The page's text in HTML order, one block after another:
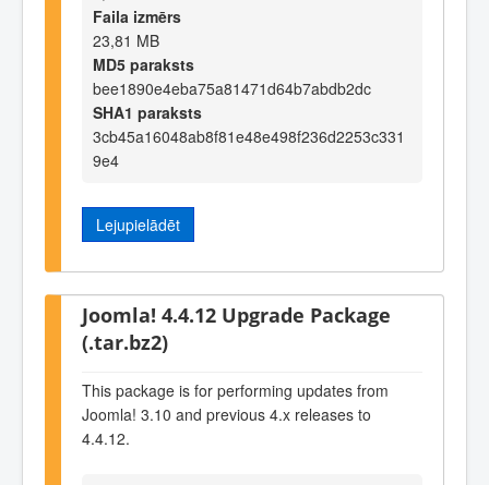
Faila izmērs
23,81 MB
MD5 paraksts
bee1890e4eba75a81471d64b7abdb2dc
SHA1 paraksts
3cb45a16048ab8f81e48e498f236d2253c331
9e4
Lejupielādēt
Joomla! 4.4.12 Upgrade Package
(.tar.bz2)
This package is for performing updates from
Joomla! 3.10 and previous 4.x releases to
4.4.12.